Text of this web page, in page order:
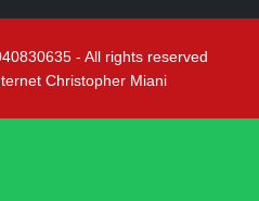
- All rights reserved
Christopher Miani